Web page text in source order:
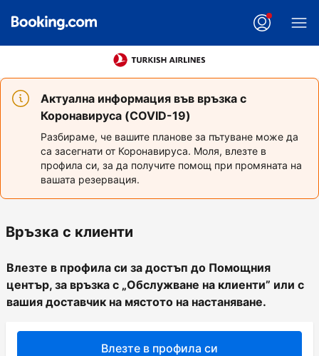
Актуална информация във връзка с
Коронавируса (COVID-19)
Разбираме, че вашите планове за пътуване може да
са засегнати от Коронавируса. Моля, влезте в
профила си, за да получите помощ при промяната на
вашата резервация.
Връзка с клиенти
Влезте в профила си за достъп до Помощния
център, за връзка с „Обслужване на клиенти” или с
вашия доставчик на мястото на настаняване.
Влезте в профила си